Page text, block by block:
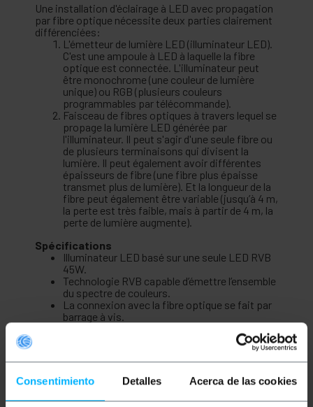
Consentimiento Detalles Acerca de las cookies
Une installation d'éclairage à LED avec propagation
par fibre optique nécessite deux parties clairement
différenciées:
L'émetteur de lumière LED (illuminateur LED).
C'est une ampoule à LED à laquelle la fibre
optique est connectée. L'illuminateur peut
être monochrome (une couleur de lumière
unique) ou RGB (plusieurs couleurs
programmables par télécommande).
Faisceau de fibres optiques à travers lequel se
propage la lumière LED générée par
l'illuminateur. Il peut s'agir d'une seule fibre ou
de plusieurs terminaisons qui divisent la
lumière. Il peut également avoir différentes
épaisseurs de fibre (une fibre plus épaisse
transmet plus de lumière). Et la longueur de la
fibre peut également être variable (jusqu’à 4 m,
la perte est très faible, mais à partir de 4 m, la
perte de lumière augmente).
Spécifications
Illuminateur LED basé sur une seule LED RVB
45W.
Technologie RVB capable d’émettre l’ensemble
du spectre de couleurs.
La connexion avec la fibre optique se fait par
barrage à vis.
Connexion directe à 220 VAC (prise schuko).
radiofréquence (RF). Télécommande
permettant de programmer la couleur,
l'intensité, les effets, etc.
Longueur d'onde 460nm-625nm.